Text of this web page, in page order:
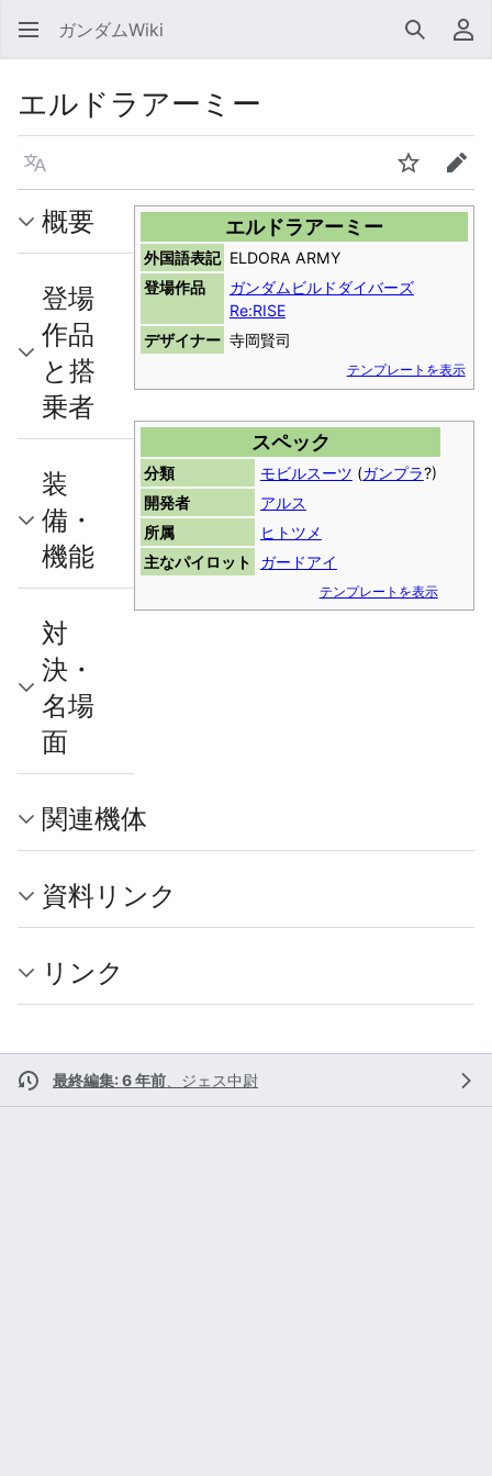
ガンダムWiki 検索 利
エルドラアーミー
言語 ウォッチ編集
エルドラアーミー
外国語表記 ELDORA ARMY
登場作品
ガンダムビルドダイバーズ
Re:RISE
デザイナー 寺岡賢司
テンプレートを表示
スペック
分類 モビルスーツ (ガンプラ?)
開発者
アルス
所属
ヒトツメ
主なパイロット
ガードアイ
テンプレートを表示
概要
登場
作品
と搭
乗者
装
備・
機能
対
決・
名場
面
関連機体
資料リンク
リンク
最終編集: 6 年前 ジェス中尉